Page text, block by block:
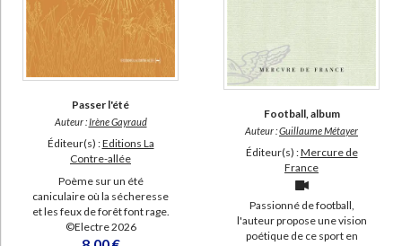
Passer l'été
Auteur :Irène Gayraud
Éditeur(s) :Editions La
Contre-allée
Poème sur un été
caniculaire où la sécheresse
et les feux de forêt font rage.
©Electre 2026
Football, album
Auteur :Guillaume Métayer
Éditeur(s) :Mercure de
France
Passionné de football,
l'auteur propose une vision
poétique de ce sport en